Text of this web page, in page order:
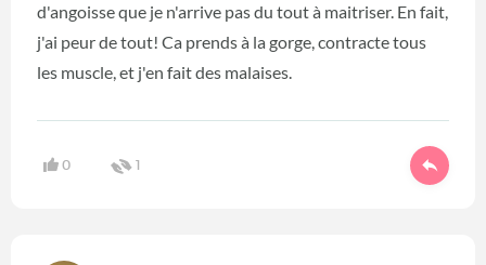
d'angoisse que je n'arrive pas du tout à maitriser. En fait,
j'ai peur de tout! Ca prends à la gorge, contracte tous
les muscle, et j'en fait des malaises.
0 1